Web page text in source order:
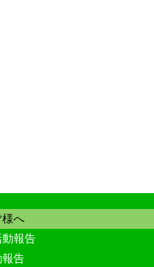
様へ
報告
報告